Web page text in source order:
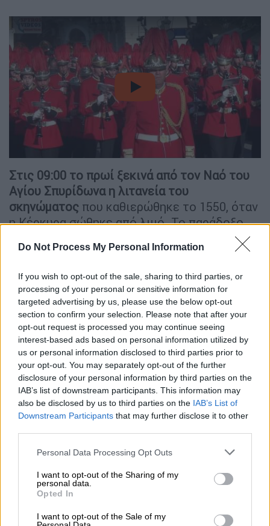
Do Not Process My Personal Information
If you wish to opt-out of the sale, sharing to third parties, or
processing of your personal or sensitive information for
targeted advertising by us, please use the below opt-out
section to confirm your selection. Please note that after your
opt-out request is processed you may continue seeing
interest-based ads based on personal information utilized by
us or personal information disclosed to third parties prior to
your opt-out. You may separately opt-out of the further
disclosure of your personal information by third parties on the
IAB’s list of downstream participants. This information may
also be disclosed by us to third parties on the IAB’s List of
Downstream Participants that may further disclose it to other
Please note that this website/app uses one or more Google
not limited to your visit or usage behaviour. You may click to
grant or deny consent to Google and its third-party tags to
use your data for below specified purposes in below Google
consent section.
Personal Data Processing Opt Outs
I want to opt-out of the Sharing of my
personal data.
Opted In
I want to opt-out of the Sale of my
video
Στις 09:00 το πρωί ξεκινά από τον Ναό του
Αγίου Σπυρίδωνα η λιτανεία του
σκηνώματος που καθιερώθηκε το 1550, όταν
η Κέρκυρα σώθηκε από λιμό. Το παράδοξο
περιφορά του Επιταφίου, αντίθετα από όλα
Η περιφορά του επιταφίου το Μεγάλο
Σάββατοκαθιερώθηκε ουσιαστικά τα χρόνια
της Ενετοκρατίας, καθώς οι Ενετοί
απαγόρευαν τις λιτανείες και τον Επιτάφιο
μέσα στην πόλη. Τη συγκεκριμένη ημέρα
έχουν την τιμητική τους και οι18
φιλαρμονικές του νησιού, που συνοδεύουν
την λιτανεία και κατά παράδοση παίζουν
συγκεκριμένες μουσικές τη μέρα αυτή: τη
Marcia Funebre (επιτάφιος πορεία) από την
Hρωική του Beethoven και το Calde Lacrime